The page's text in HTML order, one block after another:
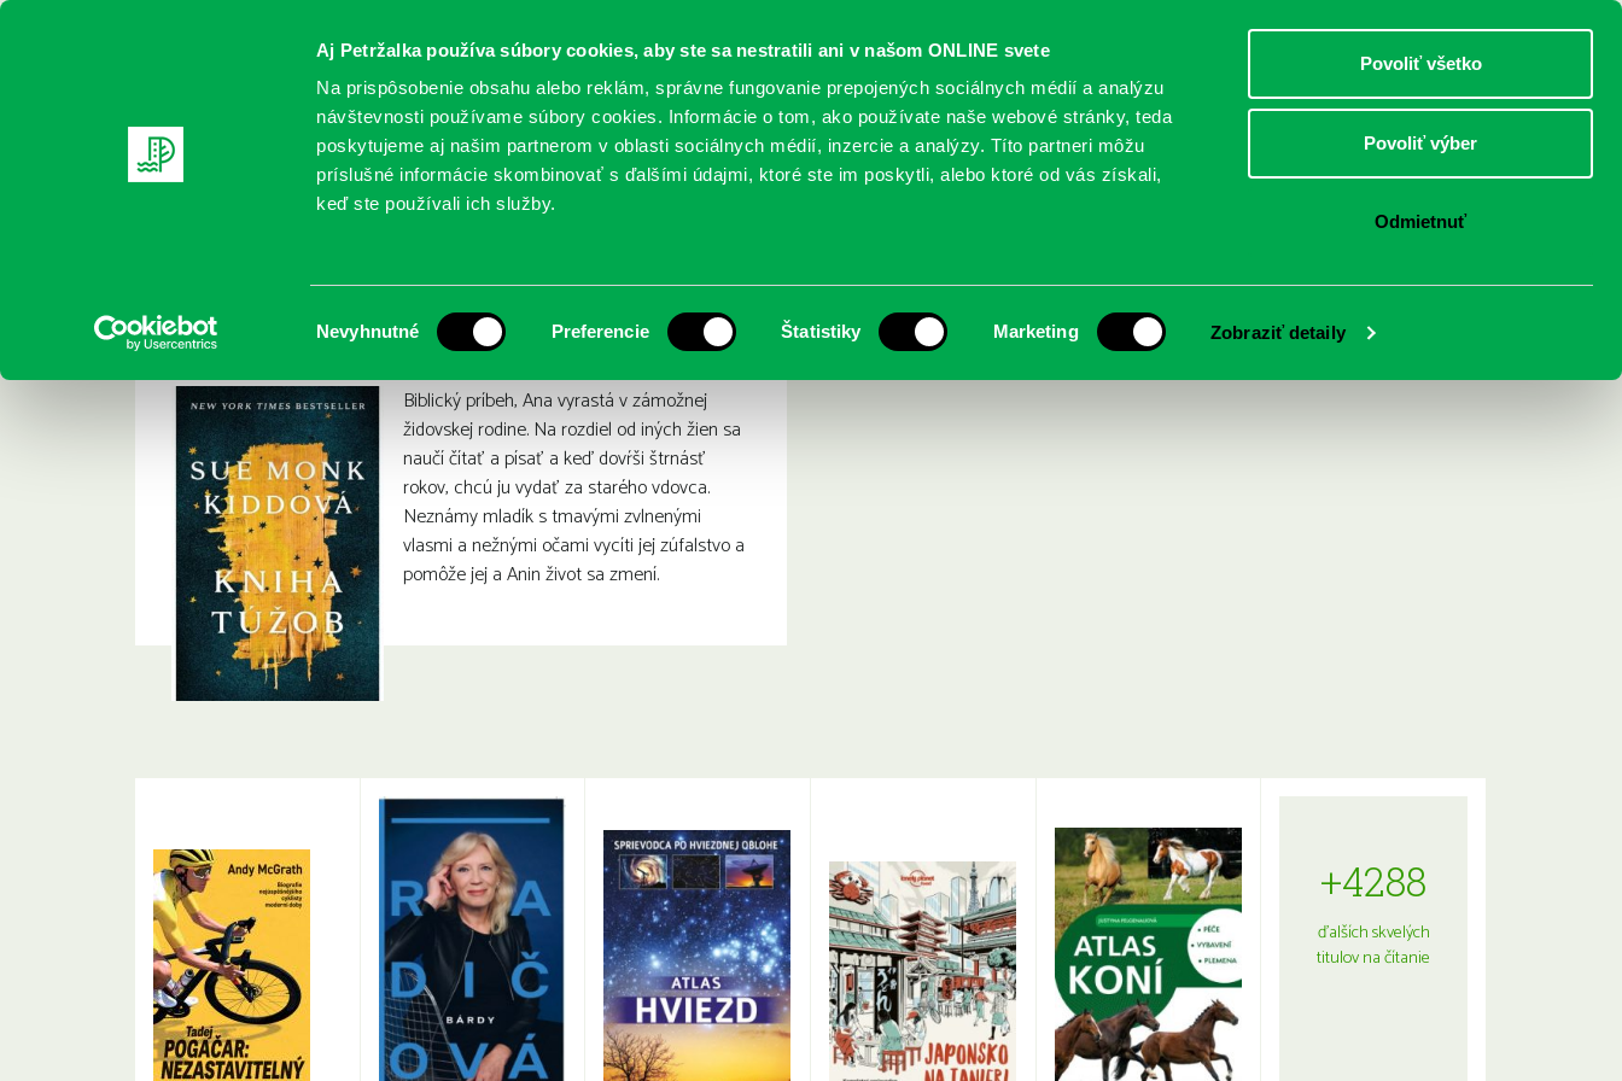
Aj Petržalka používa súbory cookies, aby ste sa nestratili ani v našom ONLINE svete
Na prispôsobenie obsahu alebo reklám, správne fungovanie prepojených sociálnych médií a analýzu
návštevnosti používame súbory cookies. Informácie o tom, ako používate naše webové stránky, teda
poskytujeme aj našim partnerom v oblasti sociálnych médií, inzercie a analýzy. Títo partneri môžu
príslušné informácie skombinovať s ďalšími údajmi, ktoré ste im poskytli, alebo ktoré od vás získali,
keď ste používali ich služby.
súhlasu
Nevyhnutné Preferencie Štatistiky Marketing Zobraziť detaily
Povoliť všetko
Povoliť výber
Odmietnuť
DOSPELÍ
REGISTRUJTE SA ONLINE KATALÓGY SLUŽBY PODUJATIA POBOČKY O KNIŽNICI
Kidd, Sue Monk: Kniha túžob
Biblický príbeh, Ana vyrastá v zámožnej
židovskej rodine. Na rozdiel od iných žien sa
naučí čítať a písať a keď dovŕši štrnásť
rokov, chcú ju vydať za starého vdovca.
Neznámy mladík s tmavými zvlnenými
vlasmi a nežnými očami vycíti jej zúfalstvo a
pomôže jej a Anin život sa zmení.
+4288
ďalších skvelých
titulov na čítanie